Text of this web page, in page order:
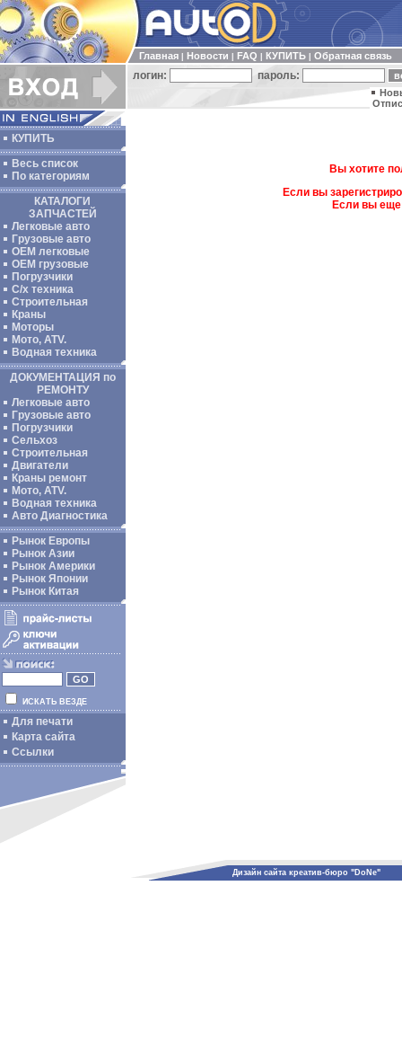
Главная Новости FAQ КУПИТЬ Обратная связь
логин: пароль:
КУПИТЬ
Весь список
По категориям
КАТАЛОГИ
ЗАПЧАСТЕЙ
Легковые авто
Грузовые авто
ОЕМ легковые
OEM грузовые
Погрузчики
С/х техника
Строительная
Краны
Моторы
Мото, ATV.
Водная техника
ДОКУМЕНТАЦИЯ по
РЕМОНТУ
Легковые авто
Грузовые авто
Погрузчики
Сельхоз
Строительная
Двигатели
Краны ремонт
Мото, ATV.
Водная техника
Авто Диагностика
Рынок Европы
Рынок Азии
Рынок Америки
Рынок Японии
Рынок Китая
ИСКАТЬ ВЕЗДЕ
Для печати
Карта сайта
Ссылки
Вы хотите
Если вы
Если вы еще
Дизайн сайта креатив-бюро "DoNe"